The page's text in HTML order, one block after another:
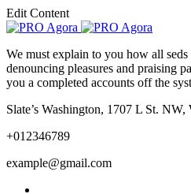
Edit Content
We must explain to you how all
denouncing pleasures and praising
you a completed accounts off the
Slate’s Washington, 1707 L St.
+012346789
example@gmail.com